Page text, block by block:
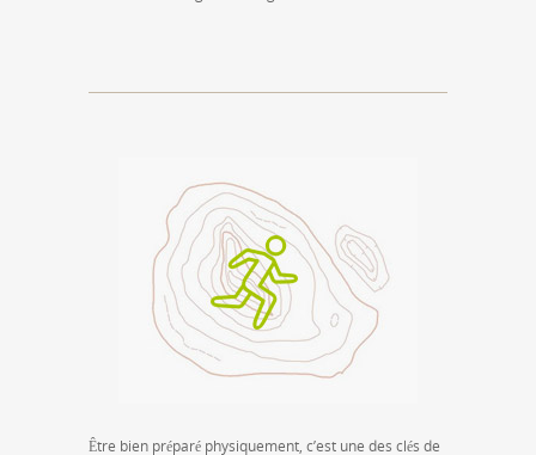
Être bien préparé physiquement, c’est une des clés de